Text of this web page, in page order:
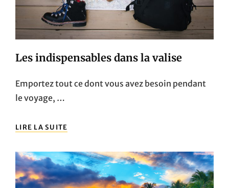
Les indispensables dans la valise
Emportez tout ce dont vous avez besoin pendant
le voyage, …
LIRE LA SUITE
INDISPENSABLES
LA
VALISE